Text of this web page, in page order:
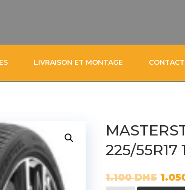
LIVRAISON ET MONTAGE CONTACT
225/55R17
1.100DHS